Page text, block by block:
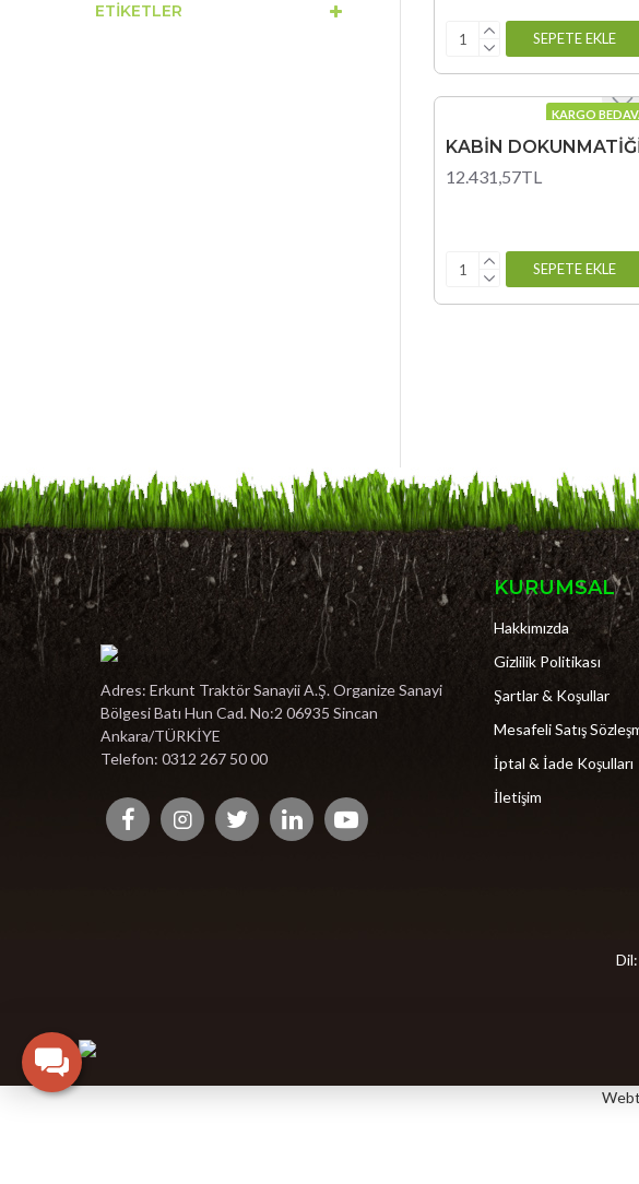
ETIKETLER
SEPETE EKLE
KARGO
KABİN
12.431,57TL
SEPETE EKLE
Adres: Erkunt Traktör Sanayii A.Ş. Organize Sanayi
Bölgesi Batı Hun Cad. No:2 06935 Sincan
Ankara/TÜRKİYE
Telefon: 0312 267 50 00
KURUMSAL
Hakkımızda
Gizlilik Politikası
Şartlar & Koşullar
Mesafeli Satış
İptal & İade Koşulları
İletişim
Dil: